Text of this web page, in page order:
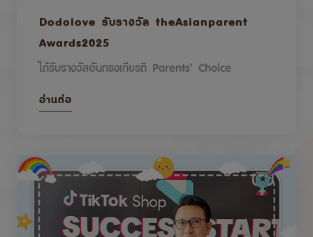
Dodolove รับรางวัล theAsianparent
Awards2025
ได้รับรางวัลอันทรงเกียรติ Parents’ Choice
อ่านต่อ